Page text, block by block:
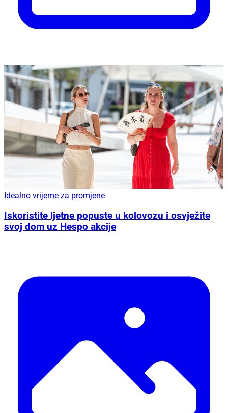
Idealno vrijeme za promjene
Iskoristite ljetne popuste u kolovozu i osvježite
svoj dom uz Hespo akcije